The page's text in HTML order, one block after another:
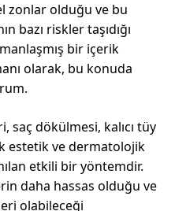
zonlar olduğu ve bu
bazı riskler taşıdığı
bir içerik
olarak, bu konuda
saç dökülmesi, kalıcı tüy
estetik ve dermatolojik
etkili bir yöntemdir.
daha hassas olduğu ve
olabileceği